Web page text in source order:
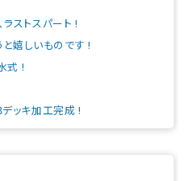
ストスパート !
嬉しいものです !
式 !
デッキ加工完成 !